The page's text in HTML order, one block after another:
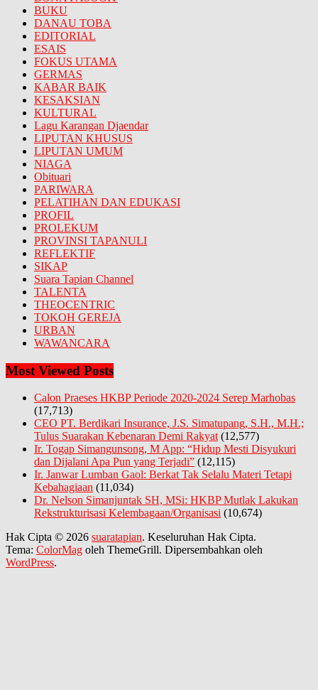
BUKU
DANAU TOBA
EDITORIAL
ESAIS
FOKUS UTAMA
GERMAS
KABAR BAIK
KESAKSIAN
KULTURAL
Lagu Karangan Djaendar
LIPUTAN KHUSUS
LIPUTAN UMUM
NIAGA
Obituari
PARIWARA
PELATIHAN DAN EDUKASI
PROFIL
PROLEKUM
PROVINSI TAPANULI
REFLEKTIF
SIKAP
Suara Tapian Channel
TALENTA
THEOCENTRIC
TOKOH GEREJA
URBAN
WAWANCARA
Most Viewed Posts
Calon Praeses HKBP Periode 2020-2024 Serep Marhobas
(17,713)
CEO PT. Berdikari Insurance, J.S. Simatupang, S.H., M.H.;
Tulus Suarakan Kebenaran Demi Rakyat (12,577)
Ir. Togap Simangunsong, M App: “Hidup Mesti Disyukuri
dan Dijalani Apa Pun yang Terjadi” (12,115)
Ir. Janwar Lumban Gaol: Berkat Tak Selalu Materi Tetapi
Kebahagiaan (11,034)
Dr. Nelson Simanjuntak SH, MSi: HKBP Mutlak Lakukan
Rekstrukturisasi Kelembagaan/Organisasi (10,674)
Hak Cipta © 2026 suaratapian. Keseluruhan Hak Cipta.
Tema: ColorMag oleh ThemeGrill. Dipersembahkan oleh
WordPress.